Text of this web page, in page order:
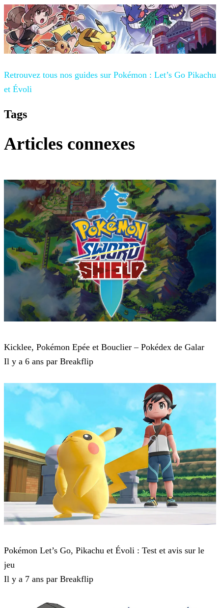
Retrouvez tous nos guides sur Pokémon : Let’s Go Pikachu
et Évoli
Tags
Articles connexes
Kicklee, Pokémon Epée et Bouclier – Pokédex de Galar
Il y a 6 ans par Breakflip
Pokémon Let’s Go, Pikachu et Évoli : Test et avis sur le
jeu
Il y a 7 ans par Breakflip